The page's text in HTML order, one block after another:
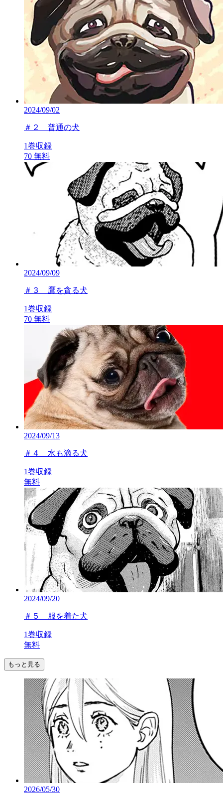
2024/09/02
＃２ 普通の犬
1巻収録
70 無料
2024/09/09
＃３ 鷹を貪る犬
1巻収録
70 無料
2024/09/13
＃４ 水も滴る犬
1巻収録
無料
2024/09/20
＃５ 服を着た犬
1巻収録
無料
もっと見る
2026/05/30